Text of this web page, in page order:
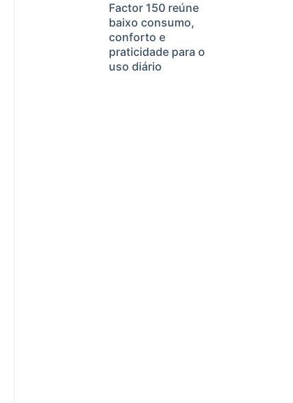
Factor 150 reúne
baixo consumo,
conforto e
praticidade para o
uso diário